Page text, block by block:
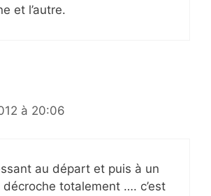
et l’autre.
à 20:06
au départ et puis à un
décroche totalement …. c’est